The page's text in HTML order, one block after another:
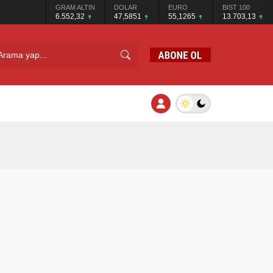
GRAM ALTIN
6.552,32
DOLAR
47,5851
EURO
55,1265
BIST 100
13.703,13